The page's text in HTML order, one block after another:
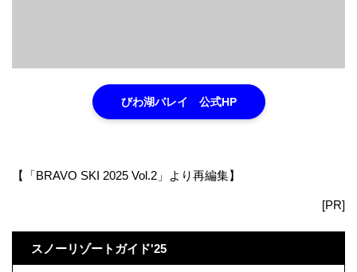
びわ湖バレイ 公式HP
【「BRAVO SKI 2025 Vol.2」より再編集】
[PR]
スノーリゾートガイド'25